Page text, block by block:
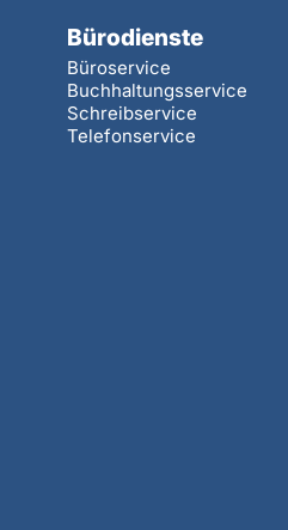
Bürodienste
Büroservice
Buchhaltungsservice
Schreibservice
Telefonservice